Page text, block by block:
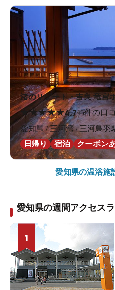
渚のリゾート・吉良 竜宮
★★★★★4.745件の口
愛知県 / 三河湾 / 三河鳥羽
日帰り
宿泊 クーポン
愛知県の温浴施
愛知県の週間アクセス
1